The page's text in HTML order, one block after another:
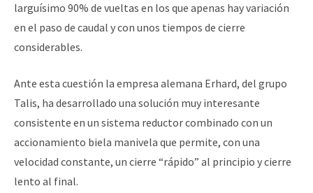
larguísimo 90% de vueltas en los que apenas hay variación
en el paso de caudal y con unos tiempos de cierre
considerables.
Ante esta cuestión la empresa alemana Erhard, del grupo
Talis, ha desarrollado una solución muy interesante
consistente en un sistema reductor combinado con un
accionamiento biela manivela que permite, con una
velocidad constante, un cierre “rápido” al principio y cierre
lento al final.